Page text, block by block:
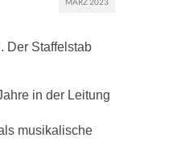
Der Staffelstab
in der Leitung
musikalische